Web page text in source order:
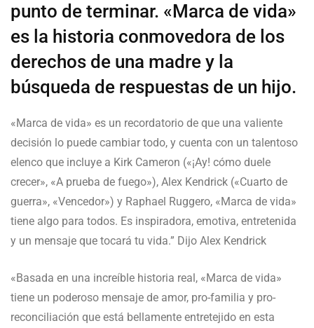
punto de terminar. «Marca de vida»
es la historia conmovedora de los
derechos de una madre y la
búsqueda de respuestas de un hijo.
«Marca de vida» es un recordatorio de que una valiente
decisión lo puede cambiar todo, y cuenta con un talentoso
elenco que incluye a Kirk Cameron («¡Ay! cómo duele
crecer», «A prueba de fuego»), Alex Kendrick («Cuarto de
guerra», «Vencedor») y Raphael Ruggero, «Marca de vida»
tiene algo para todos. Es inspiradora, emotiva, entretenida
y un mensaje que tocará tu vida.” Dijo Alex Kendrick
«Basada en una increíble historia real, «Marca de vida»
tiene un poderoso mensaje de amor, pro-familia y pro-
reconciliación que está bellamente entretejido en esta